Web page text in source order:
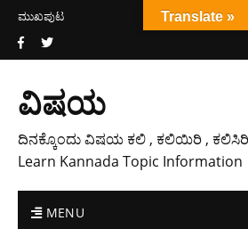
ಮುಖಪುಟ
ವಿಷಯ
ದಿನಕ್ಕೊಂದು ವಿಷಯ ಕಲಿ , ಕಲಿಯಿರಿ ,
Learn Kannada Topic Information
MENU
Translate »